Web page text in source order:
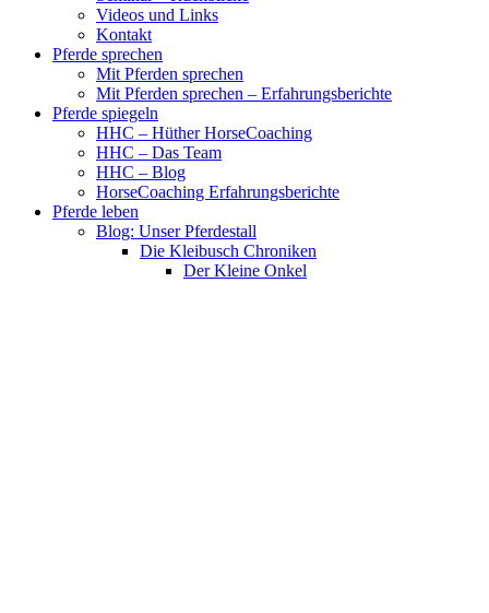
Videos und Links
Kontakt
Pferde sprechen
Mit Pferden sprechen
Mit Pferden sprechen – Erfahrungsberichte
Pferde spiegeln
HHC – Hüther HorseCoaching
HHC – Das Team
HHC – Blog
HorseCoaching Erfahrungsberichte
Pferde leben
Blog: Unser Pferdestall
Die Kleibusch Chroniken
Der Kleine Onkel